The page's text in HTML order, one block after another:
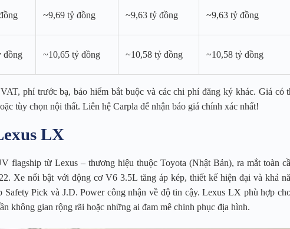
~9,69 tỷ đồng ~9,63 tỷ đồng ~9,63 tỷ đồng
đồng ~10,65 tỷ đồng ~10,58 tỷ đồng ~10,58 tỷ đồng
phí trước bạ, bảo hiểm bắt buộc và các chi phí đăng ký khác. Giá có
tùy chọn nội thất. Liên hệ Carpla để nhận báo giá chính xác nhất!
LX
flagship từ Lexus – thương hiệu thuộc Toyota (Nhật Bản), ra mắt toàn
Xe nổi bật với động cơ V6 3.5L tăng áp kép, thiết kế hiện đại và khả
Pick và J.D. Power công nhận về độ tin cậy. Lexus LX phù hợp
không gian rộng rãi hoặc những ai đam mê chinh phục địa hình.